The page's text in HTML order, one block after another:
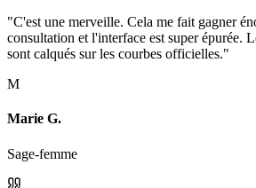
"C'est une merveille. Cela me fait gagner
consultation et l'interface est super épurée.
sont calqués sur les courbes officielles."
M
Marie G.
Sage-femme